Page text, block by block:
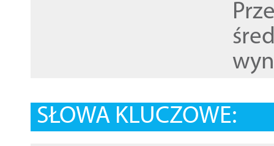
SŁOWA KLUCZOWE: